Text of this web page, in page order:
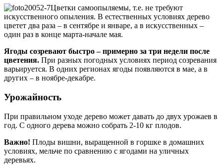
Цветки самоопыляемы, т.е. не требуют
искусственного опыления. В естественных условиях дерево
цветет два раза – в сентябре и январе, а в искусственных –
один раз в конце марта-начале мая.
Ягоды созревают быстро – примерно за три недели после
цветения. При разных погодных условиях период созревания
варьируется. В одних регионах ягоды появляются в мае, а в
других – в ноябре-декабре.
Урожайность
При правильном уходе дерево может давать до двух урожаев в
год. С одного дерева можно собрать 2-10 кг плодов.
Важно! Плоды вишни, выращенной в горшке в домашних
условиях, мельче по сравнению с ягодами на уличных
деревьях.